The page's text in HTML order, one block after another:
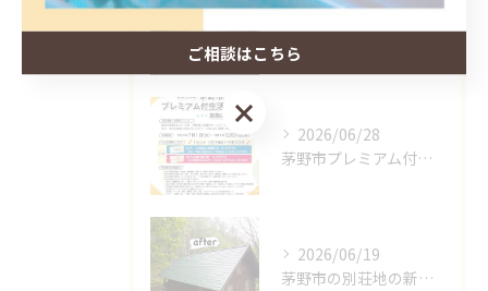
2026/07/15
茅野市で屋根カバー工事👷
2026/06/28
茅野市プレミアム付き応援券の取扱店になりました🌟
2026/06/19
茅野市の別荘地の新しい屋根完成しました🍀
ご相談はこちら
ご相談はこちら